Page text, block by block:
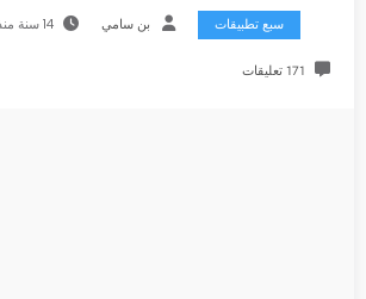
سبع تطبيقات بن سامي 14 سنة منذ النشر
171 تعليقات